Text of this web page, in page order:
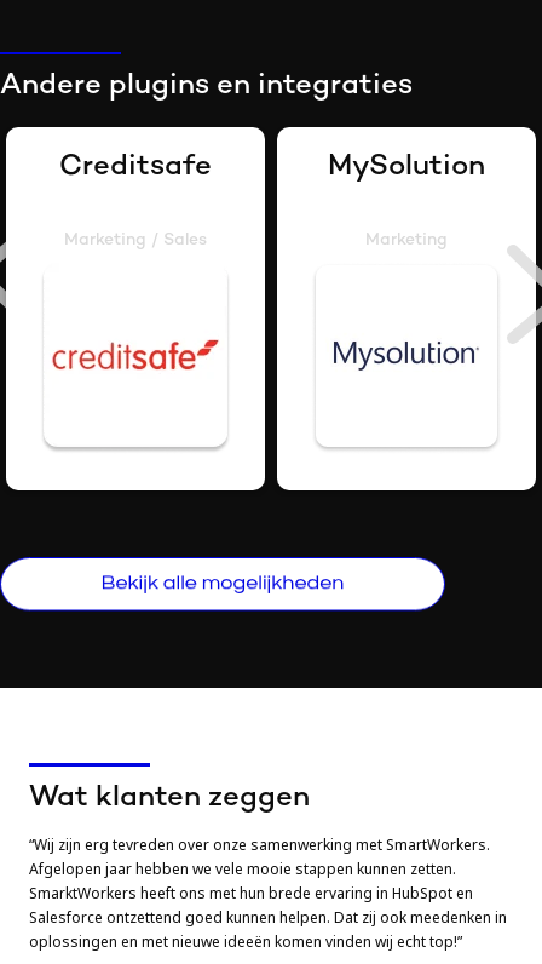
Andere plugins en integraties
Creditsafe
Marketing / Sales
MySolution
Marketing
Wat klanten zeggen
“Wij zijn erg tevreden over onze samenwerking met SmartWorkers.
Afgelopen jaar hebben we vele mooie stappen kunnen zetten.
SmarktWorkers heeft ons met hun brede ervaring in HubSpot en
Salesforce ontzettend goed kunnen helpen. Dat zij ook meedenken in
oplossingen en met nieuwe ideeën komen vinden wij echt top!”